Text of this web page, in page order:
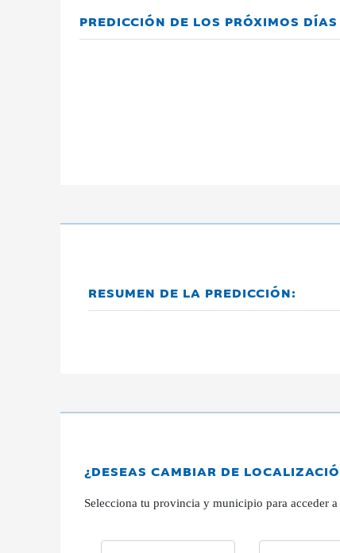
PREDICCIÓN DE LOS PRÓXIMOS
RESUMEN DE LA PREDICCIÓN:
¿DESEAS CAMBIAR DE
Selecciona tu provincia y municipio para acceder